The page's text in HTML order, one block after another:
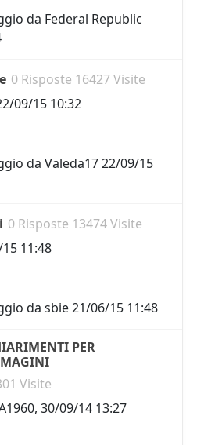
da Federal Republic
0 Risposte 16427 Visite
09/15 10:32
da Valeda1722/09/15
0 Risposte 13474 Visite
11:48
da sbie21/06/15 11:48
PER
Visite
, 30/09/14 13:27